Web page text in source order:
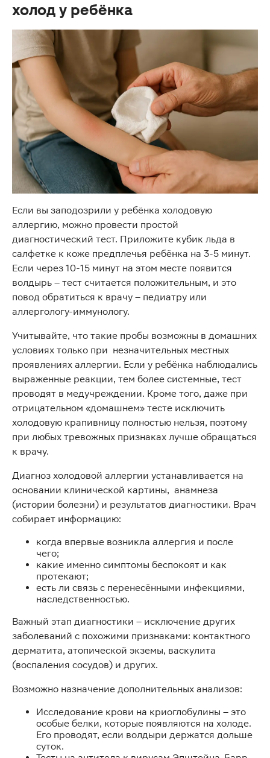
холод у ребёнка
Если вы заподозрили у ребёнка холодовую
аллергию, можно провести простой
диагностический тест. Приложите кубик льда в
салфетке к коже предплечья ребёнка на 3-5 минут.
Если через 10-15 минут на этом месте появится
волдырь – тест считается положительным, и это
повод обратиться к врачу – педиатру или
аллергологу-иммунологу.
Учитывайте, что такие пробы возможны в домашних
условиях только при незначительных местных
проявлениях аллергии. Если у ребёнка наблюдались
выраженные реакции, тем более системные, тест
проводят в медучреждении. Кроме того, даже при
отрицательном «домашнем» тесте исключить
холодовую крапивницу полностью нельзя, поэтому
при любых тревожных признаках лучше обращаться
к врачу.
Диагноз холодовой аллергии устанавливается на
основании клинической картины, анамнеза
(истории болезни) и результатов диагностики. Врач
собирает информацию:
когда впервые возникла аллергия и после
чего;
какие именно симптомы беспокоят и как
протекают;
есть ли связь с перенесёнными инфекциями,
наследственностью.
Важный этап диагностики – исключение других
заболеваний с похожими признаками: контактного
дерматита, атопической экземы, васкулита
(воспаления сосудов) и других.
Возможно назначение дополнительных анализов:
Исследование крови на криоглобулины – это
особые белки, которые появляются на холоде.
Его проводят, если волдыри держатся дольше
суток.